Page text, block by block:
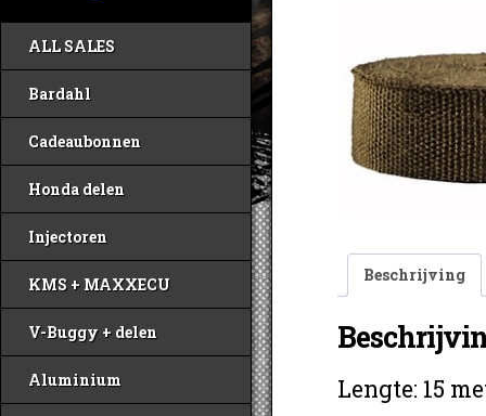
ALL SALES
Bardahl
Cadeaubonnen
Honda delen
Injectoren
KMS + MAXXECU
V-Buggy + delen
Aluminium
Beschrijving
Lengte: 15